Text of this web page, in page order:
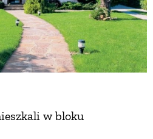
w bloku